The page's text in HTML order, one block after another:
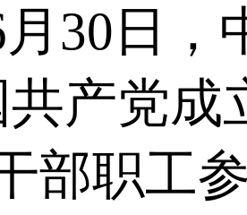
30日，
产党成
部职工